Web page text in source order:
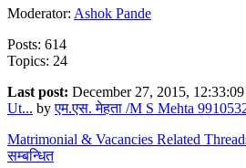
Moderator: Ashok Pande
Posts: 614
Topics: 24
Last post: December 27, 2015,
Ut... byएम.एस. मेहता /M S Mehta
Matrimonial & Vacancies Related
सम्बन्धित